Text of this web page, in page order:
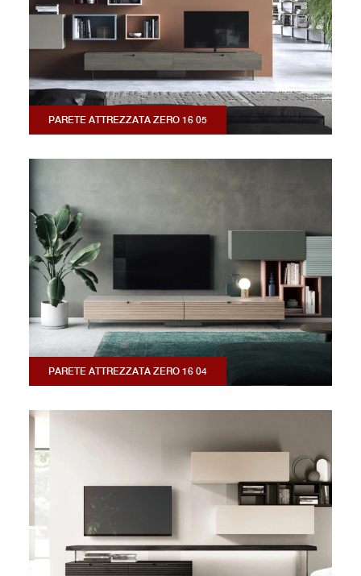
PARETE ATTREZZATA ZERO 16 05
PARETE ATTREZZATA ZERO 16 04